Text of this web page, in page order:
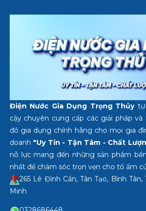
Điện Nước Gia Dụng Trọng Thủytự
cậy chuyên cung cấp các giải pháp
đồ gia dụng chính hãng cho mọi gia
doanh "Uy Tín - Tận Tâm - Chất
nỗ lực mang đến những sản phẩm
nhất để chăm sóc trọn vẹn cho tổ ấm
265 Lê Đình Cẩn, Tân Tạo, Bình
Minh